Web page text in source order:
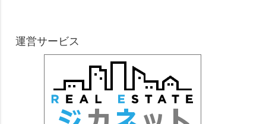
運営サービス